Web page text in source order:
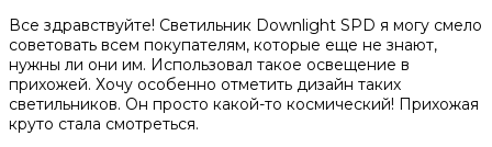
Все здравствуйте! Светильник Downlight SPD я могу смело
советовать всем покупателям, которые еще не знают,
нужны ли они им. Использовал такое освещение в
прихожей. Хочу особенно отметить дизайн таких
светильников. Он просто какой-то космический! Прихожая
круто стала смотреться.